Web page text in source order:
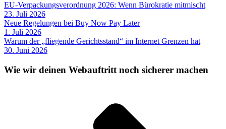
EU-Verpackungsverordnung 2026: Wenn Bürokratie mitmischt
23. Juli 2026
Neue Regelungen bei Buy Now Pay Later
1. Juli 2026
Warum der „fliegende Gerichtsstand“ im Internet Grenzen hat
30. Juni 2026
Wie wir deinen Webauftritt noch sicherer machen